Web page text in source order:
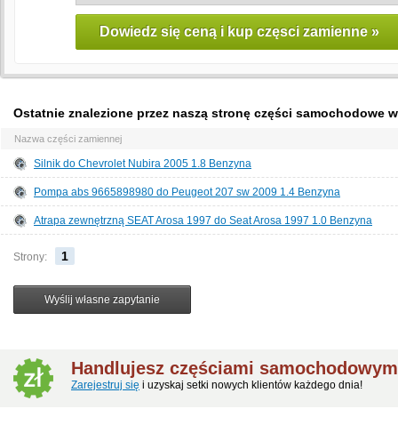
Ostatnie znalezione przez naszą stronę części samochodowe
Nazwa części zamiennej
Silnik do Chevrolet Nubira 2005 1.8 Benzyna
Pompa abs 9665898980 do Peugeot 207 sw 2009 1.4 Benzyna
Atrapa zewnętrzną SEAT Arosa 1997 do Seat Arosa 1997 1.0 Benzyna
Strony: 1
Handlujesz częściami
Zarejestruj się i uzyskaj setki nowych klientów każdego dnia!